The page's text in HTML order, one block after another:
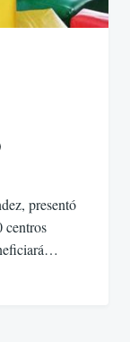
presentó
centros